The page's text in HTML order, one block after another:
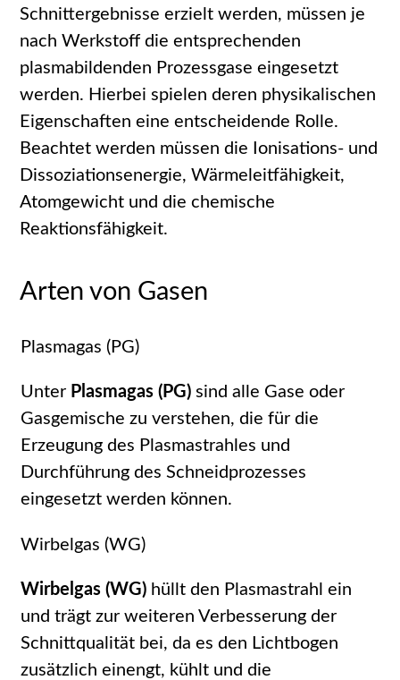
Schnittergebnisse erzielt werden, müssen je
nach Werkstoff die entsprechenden
plasmabildenden Prozessgase eingesetzt
werden. Hierbei spielen deren physikalischen
Eigenschaften eine entscheidende Rolle.
Beachtet werden müssen die Ionisations- und
Dissoziationsenergie, Wärmeleitfähigkeit,
Atomgewicht und die chemische
Reaktionsfähigkeit.
Arten von Gasen
Plasmagas (PG)
Unter Plasmagas (PG) sind alle Gase oder
Gasgemische zu verstehen, die für die
Erzeugung des Plasmastrahles und
Durchführung des Schneidprozesses
eingesetzt werden können.
Wirbelgas (WG)
Wirbelgas (WG) hüllt den Plasmastrahl ein
und trägt zur weiteren Verbesserung der
Schnittqualität bei, da es den Lichtbogen
zusätzlich einengt, kühlt und die